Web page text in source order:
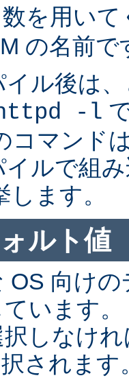
を用い
の名前で
ル後は
-l
コマンド
ルで組
ます。
ルト値
OS 向け
います
択しなけ
されます